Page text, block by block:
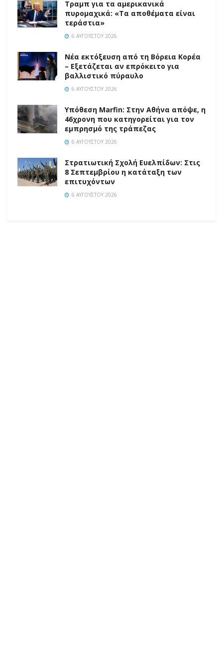
Τραμπ για τα αμερικανικά
πυρομαχικά: «Τα αποθέματα είναι
τεράστια»
6 ΑΥΓΟΎΣΤΟΥ 2026
Νέα εκτόξευση από τη Βόρεια Κορέα
– Εξετάζεται αν επρόκειτο για
βαλλιστικό πύραυλο
6 ΑΥΓΟΎΣΤΟΥ 2026
Υπόθεση Marfin: Στην Αθήνα απόψε, η
46χρονη που κατηγορείται για τον
εμπρησμό της τράπεζας
6 ΑΥΓΟΎΣΤΟΥ 2026
Στρατιωτική Σχολή Ευελπίδων: Στις
8 Σεπτεμβρίου η κατάταξη των
επιτυχόντων
6 ΑΥΓΟΎΣΤΟΥ 2026